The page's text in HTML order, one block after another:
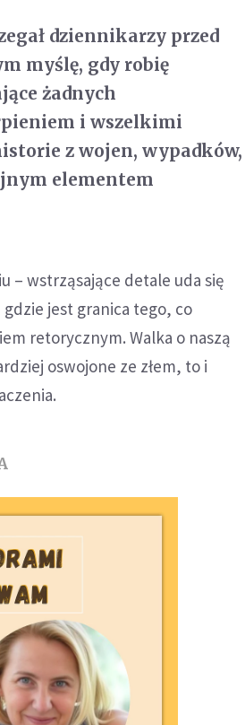
dziennikarzy przed
myślę, gdy robię
żadnych
i wszelkimi
z wojen, wypadków,
elementem
– wstrząsające detale uda się
jest granica tego, co
retorycznym. Walka o naszą
oswojone ze złem, to i